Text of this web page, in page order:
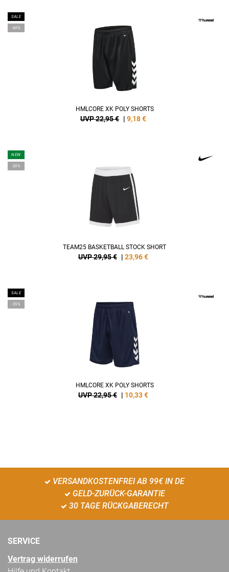
SALE
-60%
HMLCORE XK POLY SHORTS
UVP 22,95 € | 9,18€
NEW
-20%
TEAM25 BASKETBALL STOCK SHORT
UVP 29,95 € | 23,96€
SALE
-55%
HMLCORE XK POLY SHORTS
UVP 22,95 € | 10,33€
VERSANDKOSTENFREI AB 99€ IN DE
GELD-ZURÜCK-GARANTIE
30 TAGE RÜCKGABERECHT
SERVICE
Vertrag widerrufen